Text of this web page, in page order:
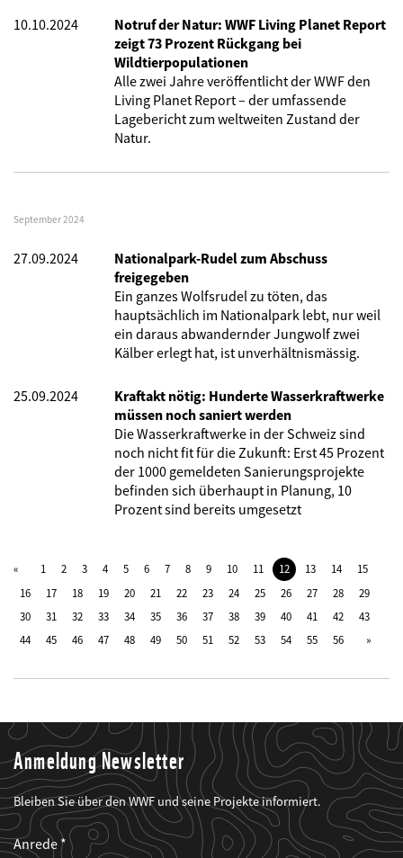
10.10.2024
Notruf der Natur: WWF Living Planet Report
zeigt 73 Prozent Rückgang bei
Wildtierpopulationen
Alle zwei Jahre veröffentlicht der WWF den
Living Planet Report – der umfassende
Lagebericht zum weltweiten Zustand der
Natur.
September 2024
27.09.2024
Nationalpark-Rudel zum Abschuss
freigegeben
Ein ganzes Wolfsrudel zu töten, das
hauptsächlich im Nationalpark lebt, nur weil
ein daraus abwandernder Jungwolf zwei
Kälber erlegt hat, ist unverhältnismässig.
25.09.2024
Kraftakt nötig: Hunderte Wasserkraftwerke
müssen noch saniert werden
Die Wasserkraftwerke in der Schweiz sind
noch nicht fit für die Zukunft: Erst 45 Prozent
der 1000 gemeldeten Sanierungsprojekte
befinden sich überhaupt in Planung, 10
Prozent sind bereits umgesetzt
1 2 3 4 5 6 7 8 9 10 11 12 13 14
15
16
17 18 19 20 21 22 23 24 25 26 27 28
29
30
31 32 33 34 35 36 37 38 39 40 41 42
43
44
45 46 47 48 49 50 51 52 53 54 55 56
Anmeldung Newsletter
Bleiben Sie über den WWF und seine Projekte informiert.
Web2Case
Infofelder
Fieldset
anrede_name
Anrede